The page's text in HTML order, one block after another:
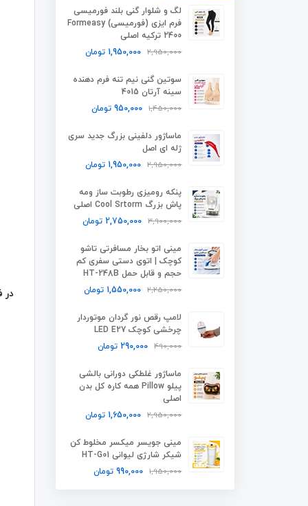
لگ و شلوار گنی بلند فورمیسی
فرم ایزی (فورمیسی) Formeasy
2400 ترکیه اصلی
2,950,000
1,950,000 تومان
سوتین گنی نیم تنه فرم دهنده
سینه آرتان 4015
1,450,000
950,000 تومان
ماساژور دلفینی بزرگ جدید سری
ژله ای اصل
2,950,000
1,950,000 تومان
پنکه رومیزی رطوبت ساز ومه
پاش بزرگ Cool Srtorm اصلی
3,900,000
2,750,000 تومان
مینی اتو بخار مسافرتی تاشو
کوچک | اتوی دستی سفری کم
حجم و قابل حمل HT-248B
2,250,000
1,550,000 تومان
لامپ رقص نور گردان موتوردار
چرخشی کوچک LED E27
490,000
290,000 تومان
ماساژور غلطکی دورانی بالشی
پیلو Pillow همه کاره کل بدن
اصلی
2,950,000
1,650,000 تومان
مینی جویسر میکسر مخلوط کن
شیکر شارژی لیوانی HT-G01
1,950,000
990,000 تومان
در